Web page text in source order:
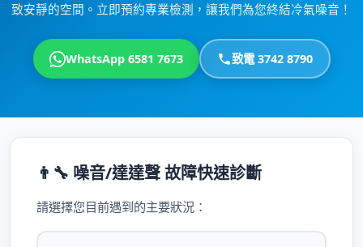
致安靜的空間。立即預約專業檢測，讓我們為您終結冷氣噪音！
WhatsApp 6581 7673 致電 3742 8790
👨‍🔧 噪音/達達聲 故障快速診斷
請選擇您目前遇到的主要狀況：